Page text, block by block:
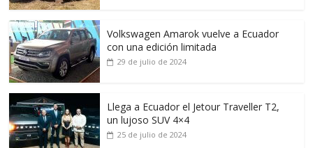
Volkswagen Amarok vuelve a Ecuador
con una edición limitada
29 de julio de 2024
Llega a Ecuador el Jetour Traveller T2,
un lujoso SUV 4×4
25 de julio de 2024